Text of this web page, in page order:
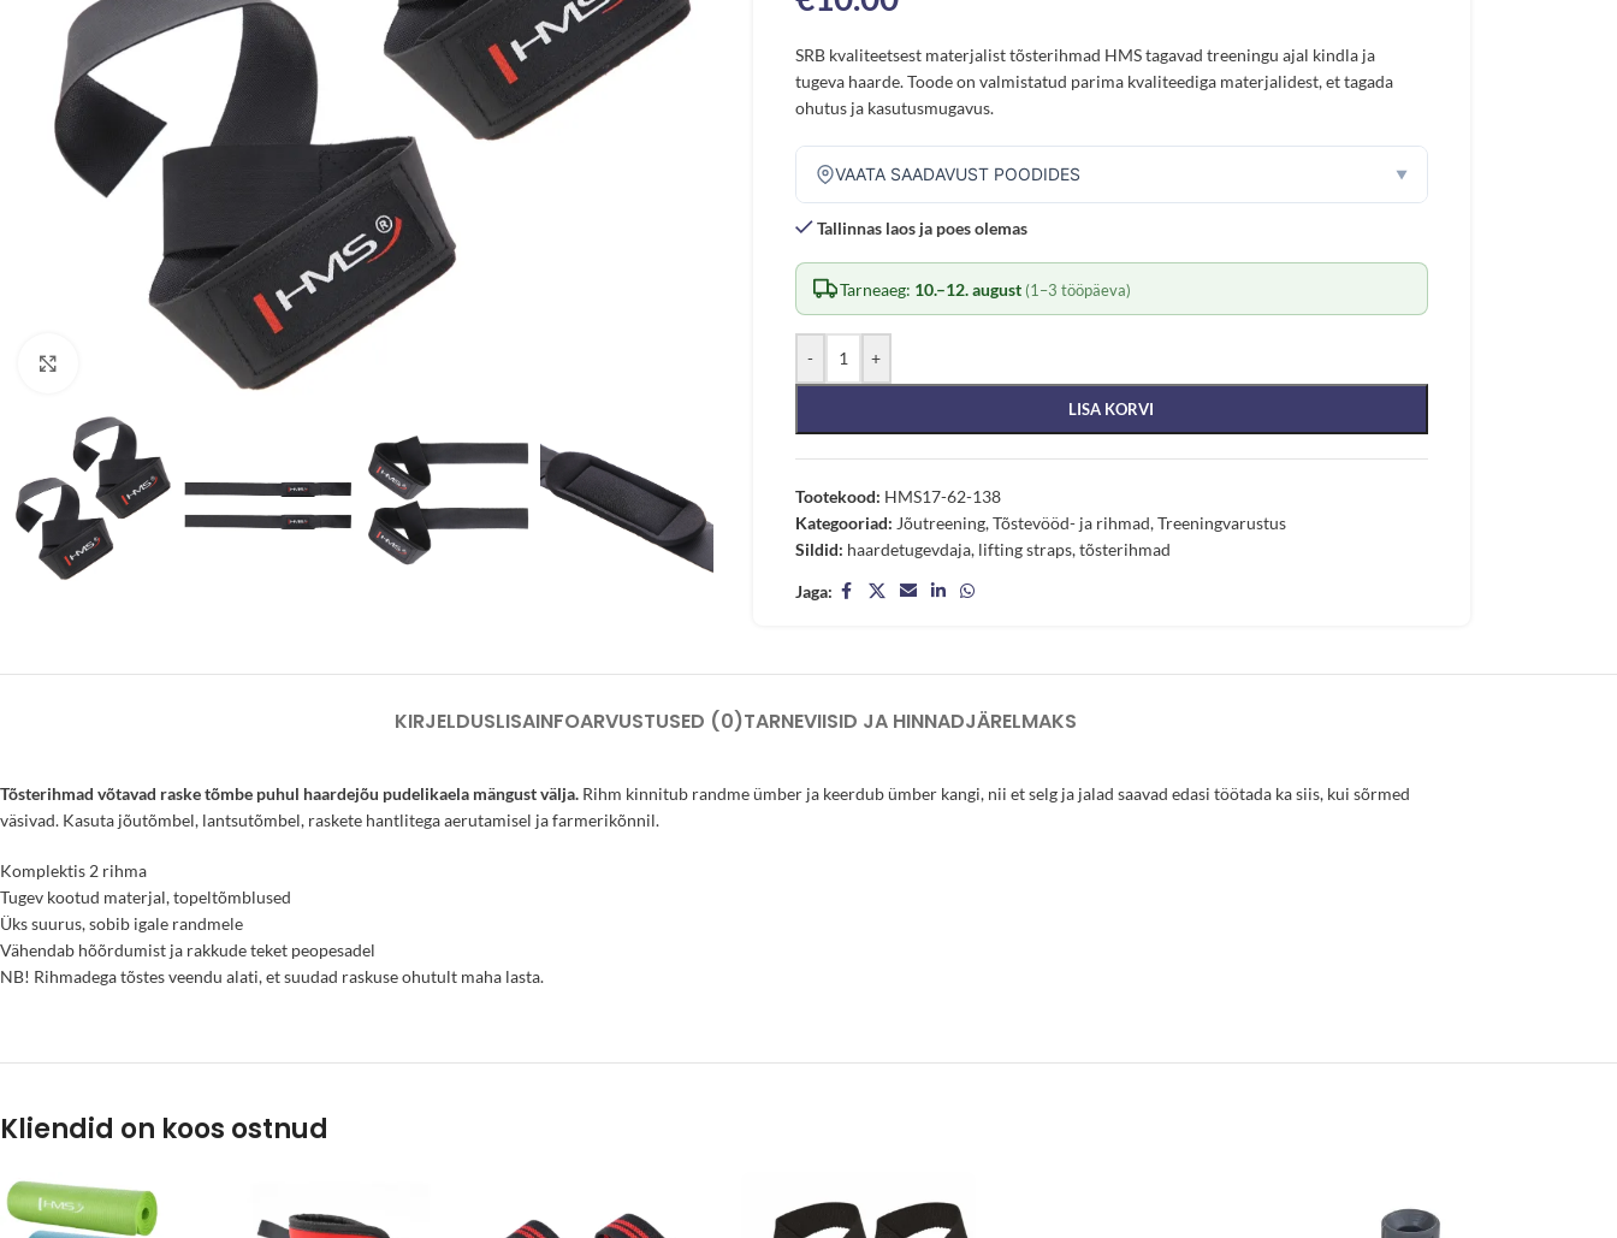
Vaata suuremat pilti
SRB kvaliteetsest materjalist tõsterihmad HMS tagavad treeningu ajal kindla ja
tugeva haarde. Toode on valmistatud parima kvaliteediga materjalidest, et tagada
ohutus ja kasutusmugavus.
VAATA SAADAVUST POODIDES ▼
Tallinnas laos ja poes olemas
Tarneaeg: 10.–12. august (1–3 tööpäeva)
- +
LISA KORVI
Tootekood: HMS17-62-138
Kategooriad: Jõutreening,Tõstevööd- ja rihmad,Treeningvarustus
Sildid: haardetugevdaja, lifting straps,tõsterihmad
Jaga:
KIRJELDUSLISAINFOARVUSTUSED (0)TARNEVIISID JA HINNADJÄRELMAKS
Tõsterihmad võtavad raske tõmbe puhul haardejõu pudelikaela mängust välja. Rihm kinnitub randme ümber ja keerdub ümber kangi, nii et selg ja jalad saavad edasi töötada ka siis, kui sõrmed
väsivad. Kasuta jõutõmbel, lantsutõmbel, raskete hantlitega aerutamisel ja farmerikõnnil.
Komplektis 2 rihma
Tugev kootud materjal, topeltõmblused
Üks suurus, sobib igale randmele
Vähendab hõõrdumist ja rakkude teket peopesadel
NB! Rihmadega tõstes veendu alati, et suudad raskuse ohutult maha lasta.
Kliendid on koos ostnud